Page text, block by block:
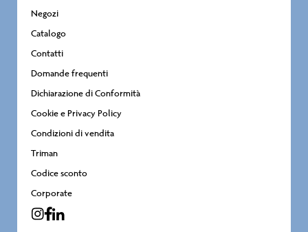
Negozi
Catalogo
Contatti
Domande frequenti
Dichiarazione di Conformità
Cookie e Privacy Policy
Condizioni di vendita
Triman
Codice sconto
Corporate